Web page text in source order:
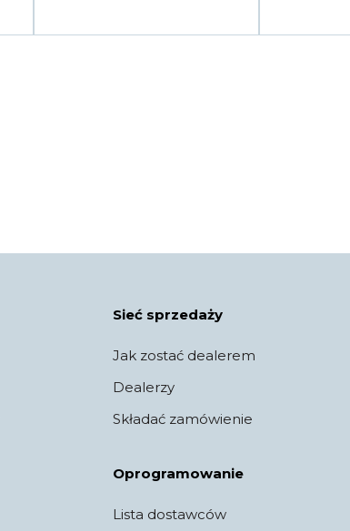
Sieć sprzedaży
Jak zostać dealerem
Dealerzy
Składać zamówienie
Oprogramowanie
Lista dostawców